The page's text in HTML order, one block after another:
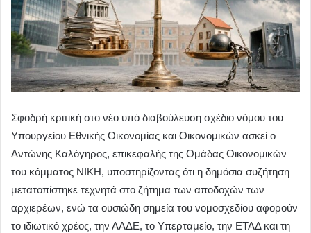
Σφοδρή κριτική στο νέο υπό διαβούλευση σχέδιο νόμου του
Υπουργείου Εθνικής Οικονομίας και Οικονομικών ασκεί ο
Αντώνης Καλόγηρος, επικεφαλής της Ομάδας Οικονομικών
του κόμματος ΝΙΚΗ, υποστηρίζοντας ότι η δημόσια συζήτηση
μετατοπίστηκε τεχνητά στο ζήτημα των αποδοχών των
αρχιερέων, ενώ τα ουσιώδη σημεία του νομοσχεδίου αφορούν
το ιδιωτικό χρέος, την ΑΑΔΕ, το Υπερταμείο, την ΕΤΑΔ και τη